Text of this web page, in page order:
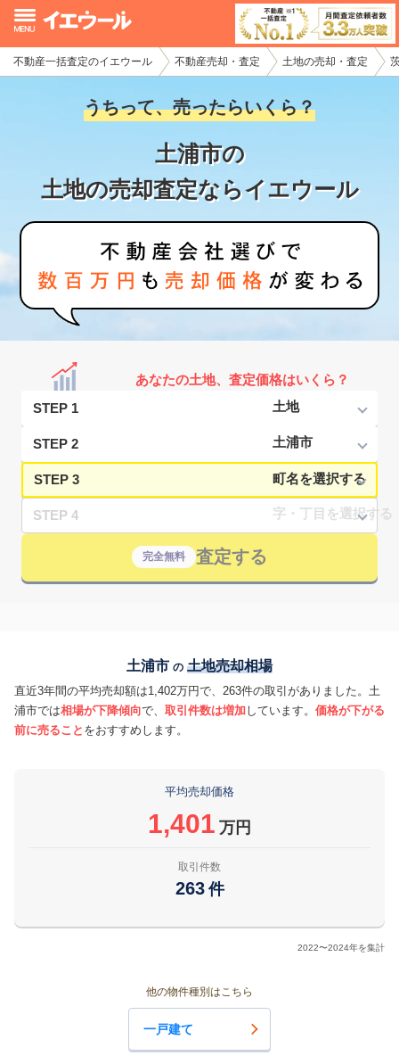
不動産一括査定のイエウール 不動産売却・査定 土地の売却・査定
うちって、売ったらいくら？
土浦市の
土地の売却査定ならイエウール
あなたの土地、査定価格はいくら？
STEP 1
STEP 2
STEP 3
STEP 4
完全無料 査定する
土浦市 の 土地売却相場
直近3年間の平均売却額は1,402万円で、263件の取引がありました。土
浦市では相場が下降傾向で、 取引件数は増加しています。 価格が下がる
前に売ること をおすすめします。
平均売却価格
1,401 万円
取引件数
263 件
2022〜2024年を集計
他の物件種別はこちら
一戸建て
イエウール加盟希望の不動産会社様
初めての方へ
不動産の売却・一括査定
家査定シミュレーター
お問い合わせ